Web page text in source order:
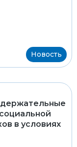
Новость
в условиях